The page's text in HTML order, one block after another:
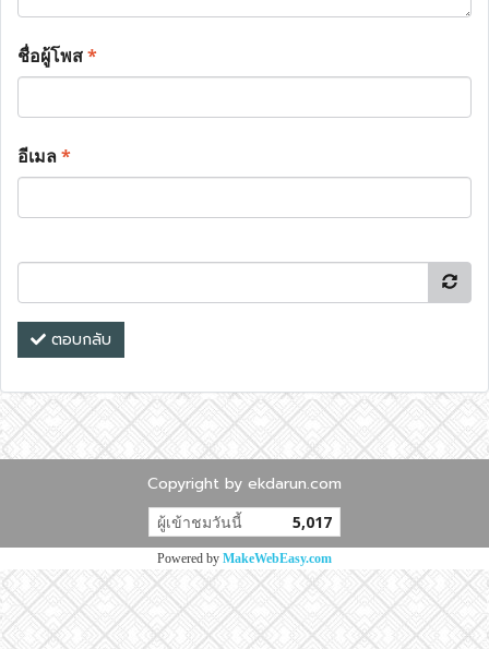
ชื่อผู้โพส*
อีเมล*
ตอบกลับ
Copyright by ekdarun.com
ผู้เข้าชมวันนี้ 5,017
Powered by MakeWebEasy.com